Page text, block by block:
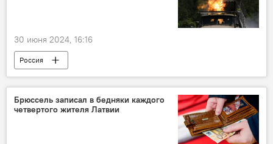
30 июня 2024, 16:16
Россия
Операция по демилитаризации Украины
Украина
Минобороны РФ
военная операция
военная техника
Брюссель записал в бедняки каждого
четвертого жителя Латвии